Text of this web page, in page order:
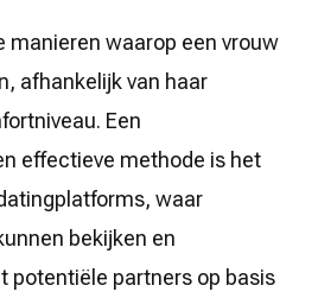
manieren waarop een vrouw
afhankelijk van haar
Een
effectieve methode is het
waar
bekijken en
potentiële partners op basis